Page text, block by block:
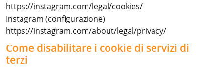
https://instagram.com/legal/cookies/
Instagram (configurazione)
https://instagram.com/about/legal/privacy/
Come disabilitare i cookie di servizi di
terzi